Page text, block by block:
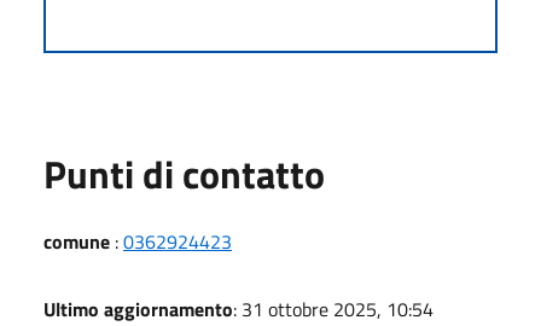
Punti di contatto
comune :0362924423
Ultimo aggiornamento: 31 ottobre 2025, 10:54